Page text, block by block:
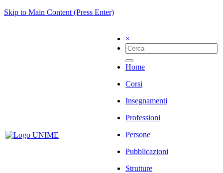
Skip to Main Content (Press Enter)
×
Home
Corsi
Insegnamenti
Professioni
Persone
Pubblicazioni
Strutture